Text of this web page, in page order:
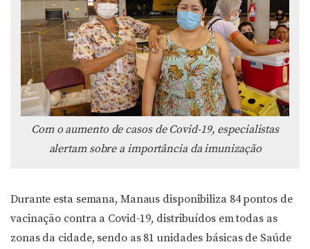
Com o aumento de casos de Covid-19, especialistas
alertam sobre a importância da imunização
Durante esta semana, Manaus disponibiliza 84 pontos de
vacinação contra a Covid-19, distribuídos em todas as
zonas da cidade, sendo as 81 unidades básicas de Saúde